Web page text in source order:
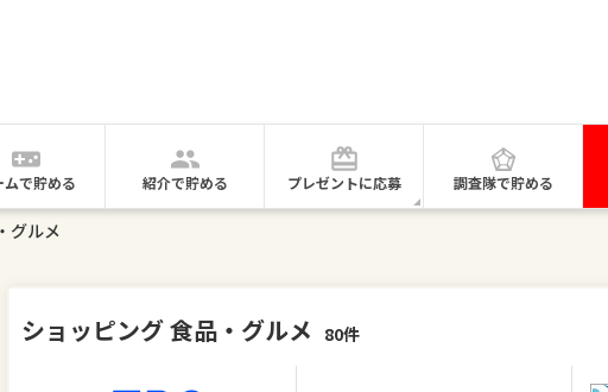
ムで貯める 紹介で貯める プレゼントに応募 調査隊で貯める
グルメ
ショッピング 食品・グルメ 80件